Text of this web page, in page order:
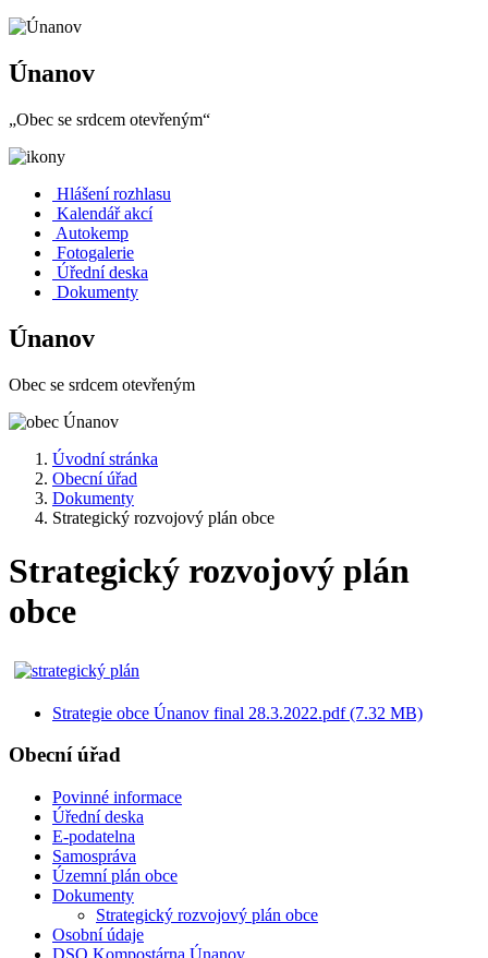
Únanov
„Obec se srdcem otevřeným“
Hlášení rozhlasu
Kalendář akcí
Autokemp
Fotogalerie
Úřední deska
Dokumenty
Únanov
Obec se srdcem otevřeným
Úvodní stránka
Obecní úřad
Dokumenty
Strategický rozvojový plán obce
Strategický rozvojový plán
obce
Strategie obce Únanov final 28.3.2022.pdf (7.32 MB)
Obecní úřad
Povinné informace
Úřední deska
E-podatelna
Samospráva
Územní plán obce
Dokumenty
Strategický rozvojový plán obce
Osobní údaje
DSO Kompostárna Únanov